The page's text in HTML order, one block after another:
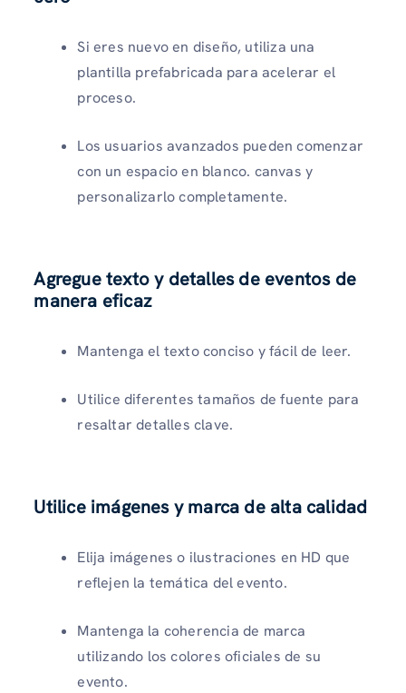
Si eres nuevo en diseño, utiliza una
plantilla prefabricada para acelerar el
proceso.
Los usuarios avanzados pueden comenzar
con un espacio en blanco. canvas y
personalizarlo completamente.
Agregue texto y detalles de eventos de
manera eficaz
Mantenga el texto conciso y fácil de leer.
Utilice diferentes tamaños de fuente para
resaltar detalles clave.
Utilice imágenes y marca de alta calidad
Elija imágenes o ilustraciones en HD que
reflejen la temática del evento.
Mantenga la coherencia de marca
utilizando los colores oficiales de su
evento.